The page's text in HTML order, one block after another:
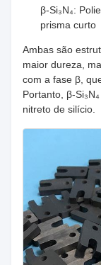
β-Si₃N₄:
prisma curto
Ambas são
maior dureza,
com a fase β,
Portanto, β-
nitreto de silício.